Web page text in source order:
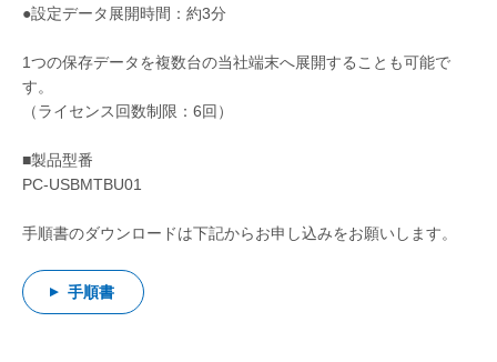
●設定データ展開時間：約3分
1つの保存データを複数台の当社端末へ展開することも可能で
す。
（ライセンス回数制限：6回）
■製品型番
PC-USBMTBU01
手順書のダウンロードは下記からお申し込みをお願いします。
手順書